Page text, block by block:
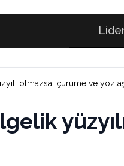
olmazsa, çürüme ve